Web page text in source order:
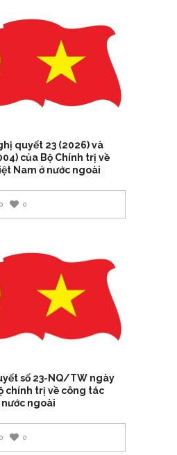
quyết 23 (2026) và
của Bộ Chính trị về
Nam ở nước ngoài
0 0
số 23-NQ/TW ngày
trị về công tác
ngoài
0 0